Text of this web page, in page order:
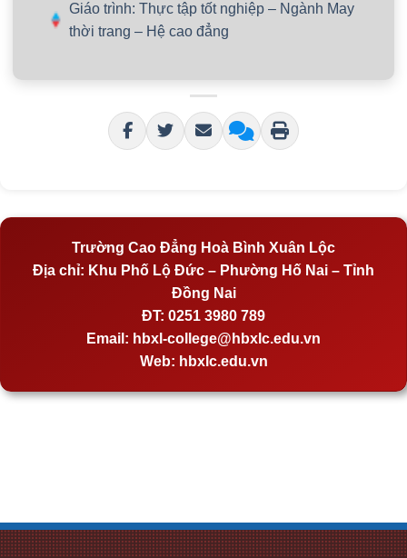
Giáo trình: Thực tập tốt nghiệp – Ngành May
thời trang – Hệ cao đẳng
Trường Cao Đẳng Hoà Bình Xuân Lộc
Địa chỉ: Khu Phố Lộ Đức – Phường Hố Nai – Tỉnh
Đồng Nai
ĐT: 0251 3980 789
Email: hbxl-college@hbxlc.edu.vn
Web: hbxlc.edu.vn